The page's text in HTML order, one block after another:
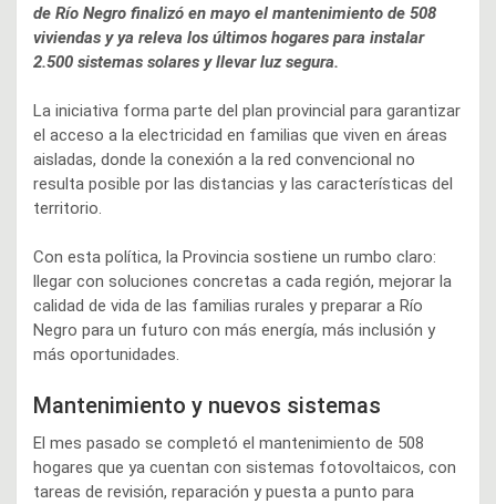
de Río Negro finalizó en mayo el mantenimiento de 508
viviendas y ya releva los últimos hogares para instalar
2.500 sistemas solares y llevar luz segura.
La iniciativa forma parte del plan provincial para garantizar
el acceso a la electricidad en familias que viven en áreas
aisladas, donde la conexión a la red convencional no
resulta posible por las distancias y las características del
territorio.
Con esta política, la Provincia sostiene un rumbo claro:
llegar con soluciones concretas a cada región, mejorar la
calidad de vida de las familias rurales y preparar a Río
Negro para un futuro con más energía, más inclusión y
más oportunidades.
Mantenimiento y nuevos sistemas
El mes pasado se completó el mantenimiento de 508
hogares que ya cuentan con sistemas fotovoltaicos, con
tareas de revisión, reparación y puesta a punto para